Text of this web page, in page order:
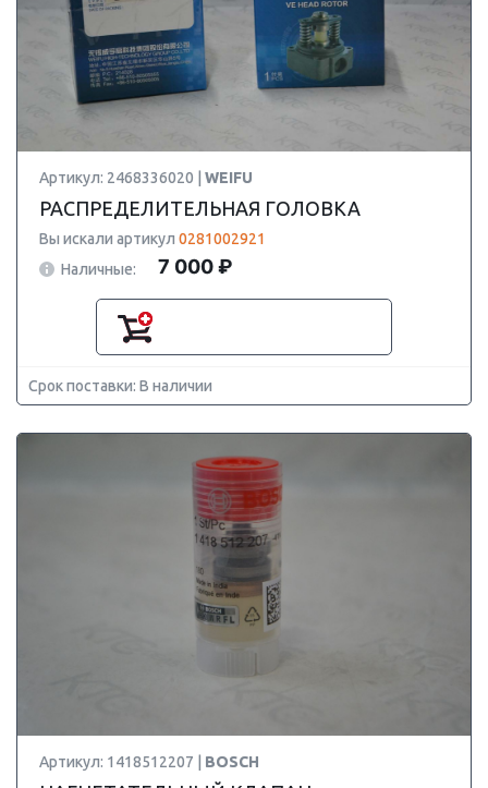
Артикул: 2468336020 | WEIFU
РАСПРЕДЕЛИТЕЛЬНАЯ ГОЛОВКА
Вы искали артикул 0281002921
Наличные:
7 000 ₽
Срок поставки: В наличии
Артикул: 1418512207 | BOSCH